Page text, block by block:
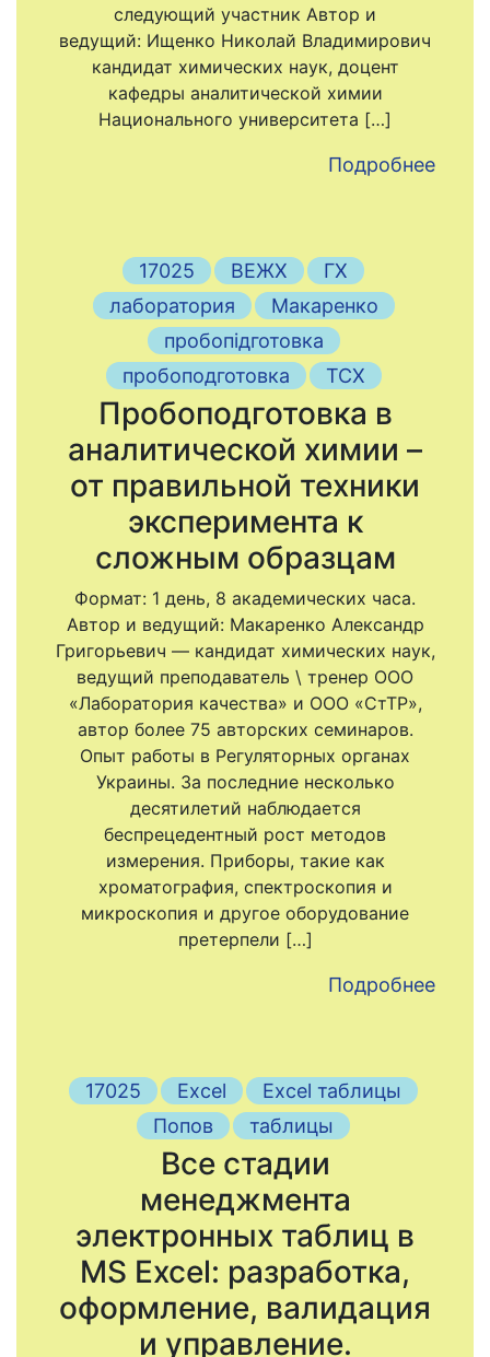
следующий участник Автор и
ведущий: Ищенко Николай Владимирович
кандидат химических наук, доцент
кафедры аналитической химии
Национального университета […]
Подробнее
17025 ВЕЖХ
ГХ
лаборатория
Макаренко
пробопідготовка
пробоподготовка
ТСХ
Пробоподготовка в
аналитической химии –
от правильной техники
эксперимента к
сложным образцам
Формат: 1 день, 8 академических часа.
Автор и ведущий: Макаренко Александр
Григорьевич — кандидат химических наук,
ведущий преподаватель \ тренер ООО
«Лаборатория качества» и ООО «СтТР»,
автор более 75 авторских семинаров.
Опыт работы в Регуляторных органах
Украины. За последние несколько
десятилетий наблюдается
беспрецедентный рост методов
измерения. Приборы, такие как
хроматография, спектроскопия и
микроскопия и другое оборудование
претерпели […]
Подробнее
17025 Excel
Excel таблицы
Попов
таблицы
Все стадии
менеджмента
электронных таблиц в
MS Excel: разработка,
оформление, валидация
и управление.